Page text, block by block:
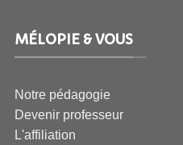
MÉLOPIE & VOUS
Notre pédagogie
Devenir professeur
L'affiliation